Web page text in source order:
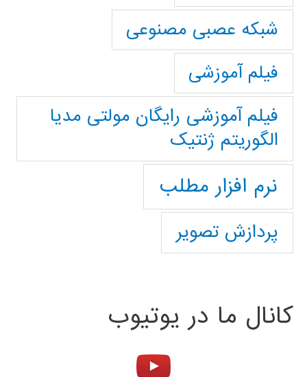
شبکه عصبی مصنوعی
فیلم آموزشی
فیلم آموزشی رایگان مولتی مدیا
الگوریتم ژنتیک
نرم افزار مطلب
پردازش تصویر
کانال ما در یوتیوب